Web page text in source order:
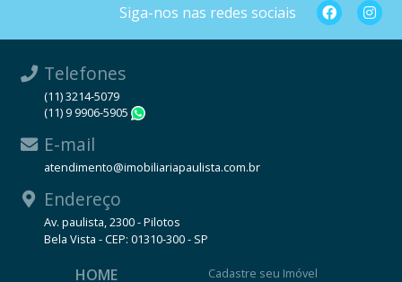
Siga-nos nas redes sociais
Telefones
(11) 3214-5079
(11) 9 9906-5905
E-mail
atendimento@imobiliariapaulista.com.br
Endereço
Av. paulista, 2300 - Pilotos
Bela Vista - CEP: 01310-300 - SP
HOME Cadastre seu Imóvel